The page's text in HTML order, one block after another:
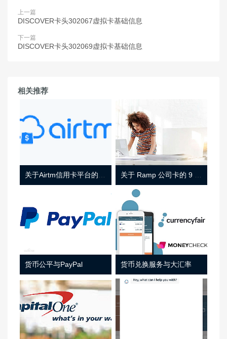
上一篇
DISCOVER卡头302067虚拟卡基础信息
下一篇
DISCOVER卡头302069虚拟卡基础信息
相关推荐
货币公平与PayPal 货币兑换服务与大汇率